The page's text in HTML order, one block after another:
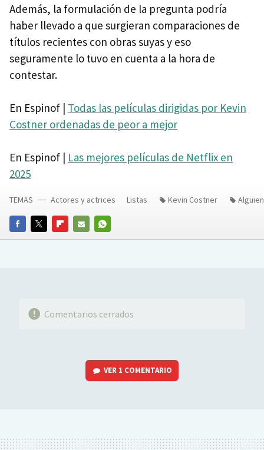
Además, la formulación de la pregunta podría
haber llevado a que surgieran comparaciones de
títulos recientes con obras suyas y eso
seguramente lo tuvo en cuenta a la hora de
contestar.
En Espinof | Todas las películas dirigidas por Kevin
Costner ordenadas de peor a mejor
En Espinof | Las mejores películas de Netflix en
2025
FACEBOOKTWITTERFLIPBOARD
E-
WHATSAPP
TEMAS Actores y actrices Listas Kevin Costner
Comentarios cerrados
VER 1 COMENTARIO